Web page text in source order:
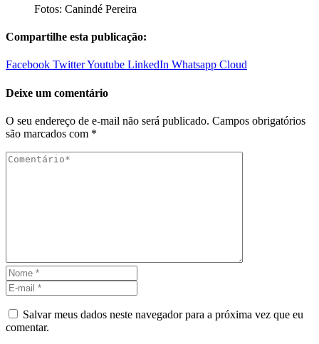
Fotos: Canindé Pereira
Compartilhe esta publicação:
Facebook TwitterYoutube LinkedIn Whatsapp Cloud
Deixe um comentário
O seu endereço de e-mail não será publicado. Campos obrigatórios
são marcados com *
Salvar meus dados neste navegador para a próxima vez que eu
comentar.